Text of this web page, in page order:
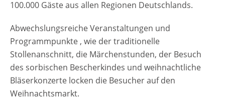
100.000 Gäste aus allen Regionen Deutschlands.
Abwechslungsreiche Veranstaltungen und
Programmpunkte , wie der traditionelle
Stollenanschnitt, die Märchenstunden, der Besuch
des sorbischen Bescherkindes und weihnachtliche
Bläserkonzerte locken die Besucher auf den
Weihnachtsmarkt.